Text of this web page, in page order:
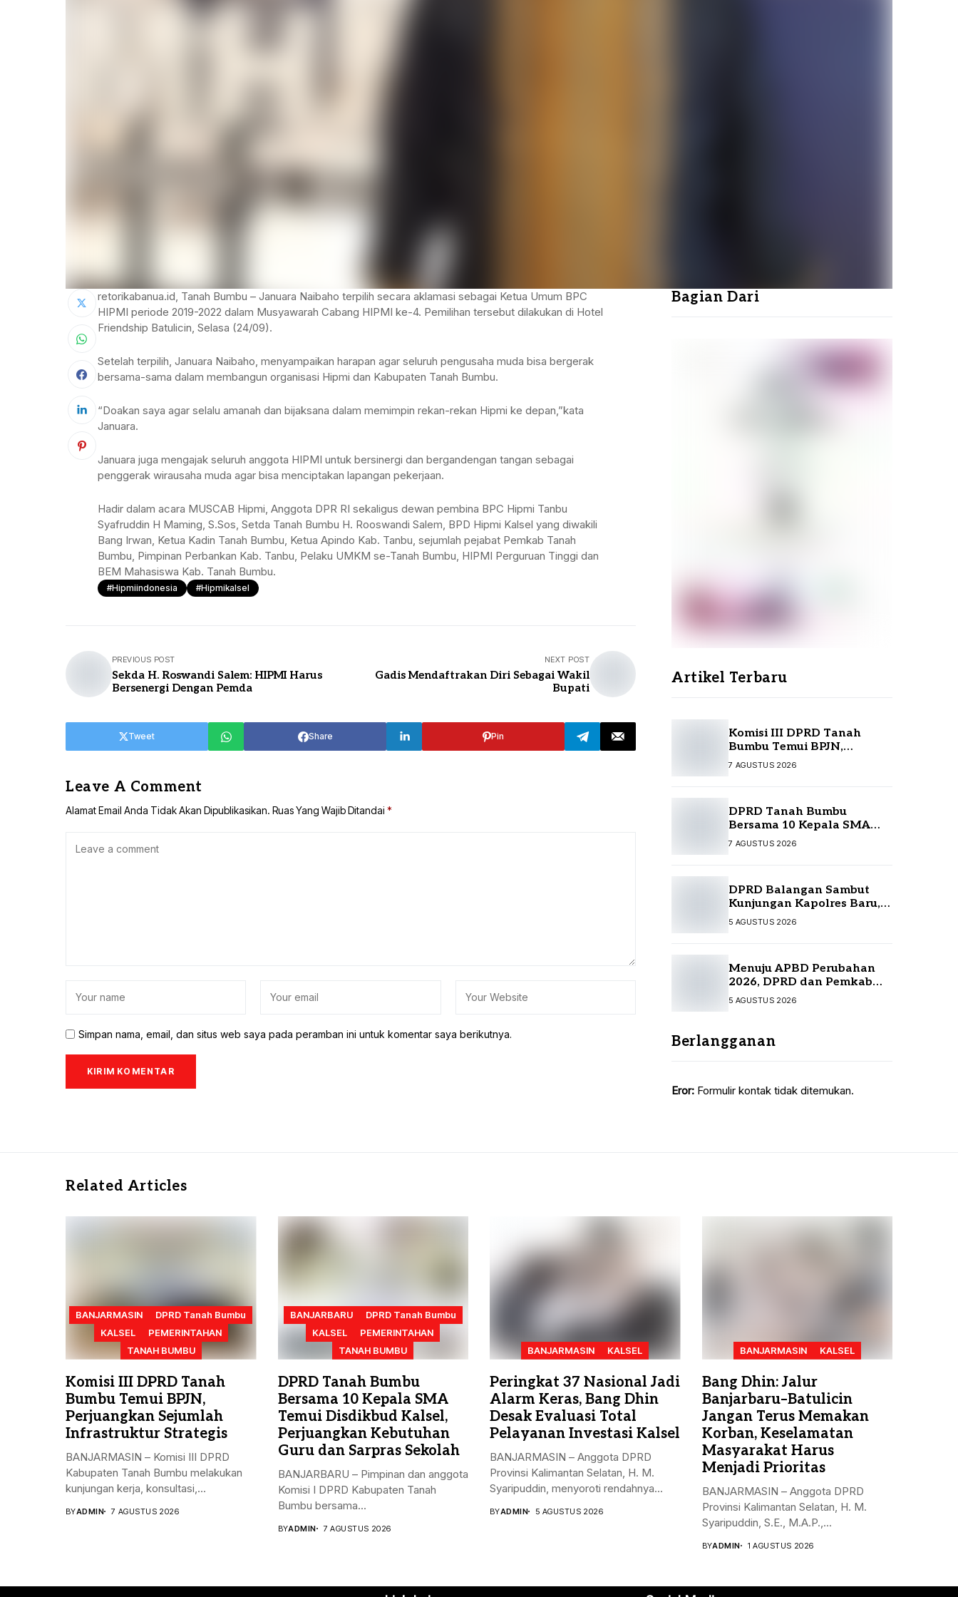
retorikabanua.id, Tanah Bumbu – Januara Naibaho terpilih secara aklamasi sebagai Ketua Umum BPC
HIPMI periode 2019-2022 dalam Musyawarah Cabang HIPMI ke-4. Pemilihan tersebut dilakukan di Hotel
Friendship Batulicin, Selasa (24/09).
Setelah terpilih, Januara Naibaho, menyampaikan harapan agar seluruh pengusaha muda bisa bergerak
bersama-sama dalam membangun organisasi Hipmi dan Kabupaten Tanah Bumbu.
“Doakan saya agar selalu amanah dan bijaksana dalam memimpin rekan-rekan Hipmi ke depan,”kata
Januara.
Januara juga mengajak seluruh anggota HIPMI untuk bersinergi dan bergandengan tangan sebagai
penggerak wirausaha muda agar bisa menciptakan lapangan pekerjaan.
Hadir dalam acara MUSCAB Hipmi, Anggota DPR RI sekaligus dewan pembina BPC Hipmi Tanbu
Syafruddin H Maming, S.Sos, Setda Tanah Bumbu H. Rooswandi Salem, BPD Hipmi Kalsel yang diwakili
Bang Irwan, Ketua Kadin Tanah Bumbu, Ketua Apindo Kab. Tanbu, sejumlah pejabat Pemkab Tanah
Bumbu, Pimpinan Perbankan Kab. Tanbu, Pelaku UMKM se-Tanah Bumbu, HIPMI Perguruan Tinggi dan
BEM Mahasiswa Kab. Tanah Bumbu.
#hipmiindonesia #hipmikalsel
PREVIOUS POST
Sekda H. Roswandi Salem: HIPMI Harus
Bersenergi Dengan Pemda
NEXT POST
Gadis Mendaftrakan Diri Sebagai Wakil
Bupati
Share
Tweet Pin
Leave A Comment
Alamat Email Anda Tidak Akan Dipublikasikan. Ruas Yang Wajib Ditandai *
Simpan nama, email, dan situs web saya pada peramban ini untuk komentar saya berikutnya.
Bagian Dari
Artikel Terbaru
Komisi III DPRD Tanah
Bumbu Temui BPJN,
Perjuangkan Sejumlah
7 AGUSTUS 2026
DPRD Tanah Bumbu
Bersama 10 Kepala SMA
Temui Disdikbud Kalsel,
7 AGUSTUS 2026
DPRD Balangan Sambut
Kunjungan Kapolres Baru,
Perkuat Sinergi
5 AGUSTUS 2026
Menuju APBD Perubahan
2026, DPRD dan Pemkab
Tanah Bumbu Resmi
5 AGUSTUS 2026
Berlangganan
Eror: Formulir kontak tidak ditemukan.
Related Articles
BANJARMASIN
DPRD Tanah Bumbu
KALSEL
PEMERINTAHAN
TANAH BUMBU
Komisi III DPRD Tanah
Bumbu Temui BPJN,
Perjuangkan Sejumlah
Infrastruktur Strategis
BANJARMASIN – Komisi III DPRD
Kabupaten Tanah Bumbu melakukan
kunjungan kerja, konsultasi,...
BYADMIN 7 AGUSTUS 2026
BANJARBARU
DPRD Tanah Bumbu
KALSEL
PEMERINTAHAN
TANAH BUMBU
DPRD Tanah Bumbu
Bersama 10 Kepala SMA
Temui Disdikbud Kalsel,
Perjuangkan Kebutuhan
Guru dan Sarpras Sekolah
BANJARBARU – Pimpinan dan anggota
Komisi I DPRD Kabupaten Tanah
Bumbu bersama...
BYADMIN 7 AGUSTUS 2026
BANJARMASIN KALSEL
Peringkat 37 Nasional Jadi
Alarm Keras, Bang Dhin
Desak Evaluasi Total
Pelayanan Investasi Kalsel
BANJARMASIN – Anggota DPRD
Provinsi Kalimantan Selatan, H. M.
Syaripuddin, menyoroti rendahnya...
BYADMIN 5 AGUSTUS 2026
BANJARMASIN KALSEL
Bang Dhin: Jalur
Banjarbaru–Batulicin
Jangan Terus Memakan
Korban, Keselamatan
Masyarakat Harus
Menjadi Prioritas
BANJARMASIN – Anggota DPRD
Provinsi Kalimantan Selatan, H. M.
Syaripuddin, S.E., M.A.P.,...
BYADMIN 1 AGUSTUS 2026